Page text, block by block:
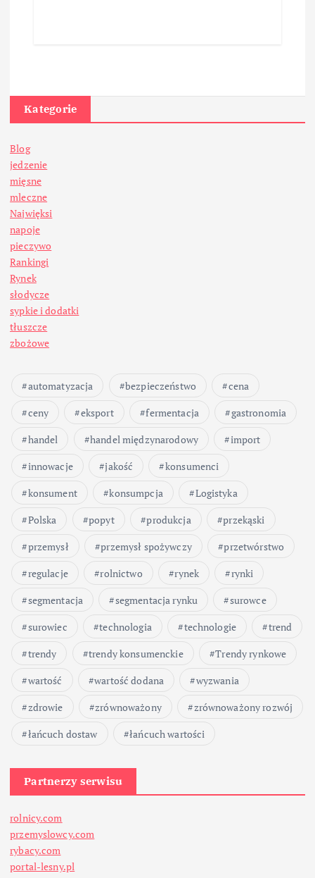
Kategorie
Blog
jedzenie
mięsne
mleczne
Najwięksi
napoje
pieczywo
Rankingi
Rynek
słodycze
sypkie i dodatki
tłuszcze
zbożowe
automatyzacja bezpieczeństwo
cena
ceny
eksport fermentacja
gastronomia
handel
handel międzynarodowy
import
innowacje
jakość
konsumenci
konsument
konsumpcja
Logistyka
Polska
popyt produkcja
przekąski
przemysł
przemysł spożywczy
przetwórstwo
regulacje
rolnictwo rynek
rynki
segmentacja
segmentacja rynku
surowce
surowiec
technologia technologie
trend
trendy
trendy konsumenckie
Trendy rynkowe
wartość
wartość dodana
wyzwania
zdrowie
zrównoważony
zrównoważony rozwój
łańcuch dostaw
łańcuch wartości
Partnerzy serwisu
rolnicy.com
przemyslowcy.com
rybacy.com
portal-lesny.pl